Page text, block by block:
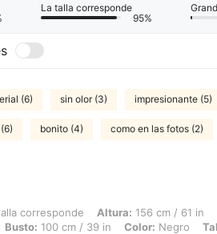
La talla corresponde
95%
(6) sin olor (3) impresionante (5)
bonito (4) como en las fotos (2)
Altura: 156 cm / 61 in, Peso: 68
corresponde Altura: 156 cm / 61 in
Busto: 100 cm / 39 in Color: Negro